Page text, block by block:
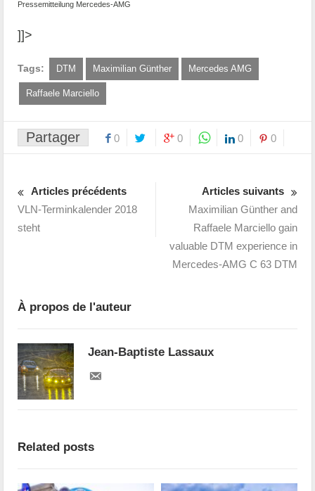
Pressemitteilung Mercedes-AMG
]]>
Tags: DTM Maximilian Günther Mercedes AMG
Raffaele Marciello
Partager 0 0 0 0
Articles précédents
VLN-Terminkalender 2018
steht
Articles suivants
Maximilian Günther and
Raffaele Marciello gain
valuable DTM experience in
Mercedes-AMG C 63 DTM
À propos de l'auteur
Jean-Baptiste Lassaux
Related posts